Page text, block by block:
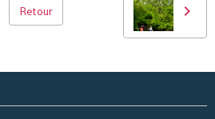
Retour